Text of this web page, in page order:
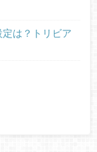
は？トリビア